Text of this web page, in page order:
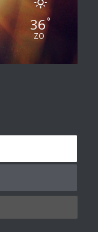
36°
ZO